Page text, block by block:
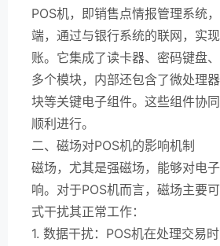
POS机，即销售点情报管理系统
端，通过与银行系统的联网，实
账。它集成了读卡器、密码键盘
多个模块，内部还包含了微处理
块等关键电子组件。这些组件协
顺利进行。
二、磁场对POS机的影响机制
磁场，尤其是强磁场，能够对电
响。对于POS机而言，磁场主要
式干扰其正常工作：
1. 数据干扰：POS机在处理交易